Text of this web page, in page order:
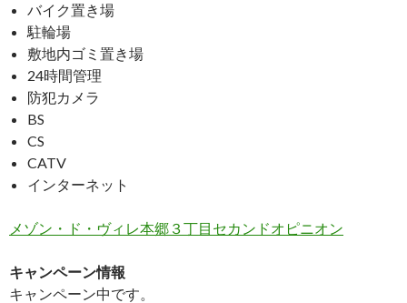
バイク置き場
駐輪場
敷地内ゴミ置き場
24時間管理
防犯カメラ
BS
CS
CATV
インターネット
メゾン・ド・ヴィレ本郷３丁目セカンドオピニオン
キャンペーン情報
キャンペーン中です。